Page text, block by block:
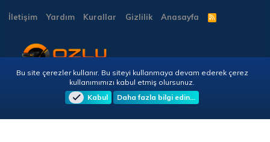
İletişim Yardım Kurallar Gizlilik Anasayfa
R
S
Copyright © 2026 🎭 Forumun.NET - Tüm Hakları Saklıdır!
Bu site çerezler kullanır. Bu siteyi kullanmaya devam ederek çerez
kullanımımızı kabul etmiş olursunuz.
Kabul
Daha fazla bilgi edin…